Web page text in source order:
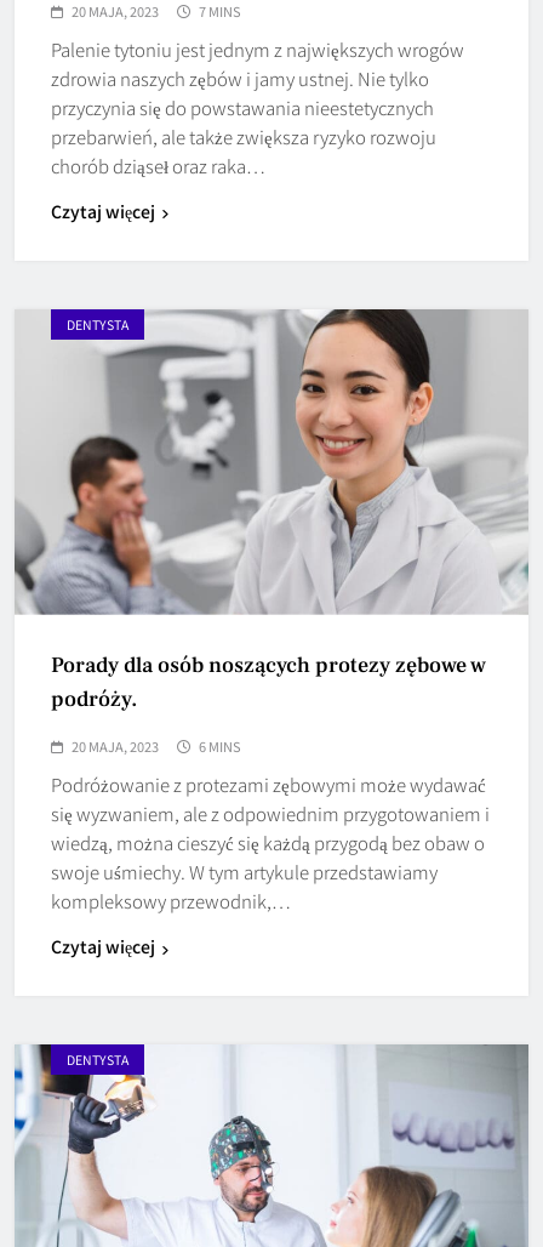
20 MAJA, 2023 7 MINS
Palenie tytoniu jest jednym z największych wrogów
zdrowia naszych zębów i jamy ustnej. Nie tylko
przyczynia się do powstawania nieestetycznych
przebarwień, ale także zwiększa ryzyko rozwoju
chorób dziąseł oraz raka…
Czytaj więcej
DENTYSTA
Porady dla osób noszących protezy zębowe w
podróży.
20 MAJA, 2023 6 MINS
Podróżowanie z protezami zębowymi może wydawać
się wyzwaniem, ale z odpowiednim przygotowaniem i
wiedzą, można cieszyć się każdą przygodą bez obaw o
swoje uśmiechy. W tym artykule przedstawiamy
kompleksowy przewodnik,…
Czytaj więcej
DENTYSTA